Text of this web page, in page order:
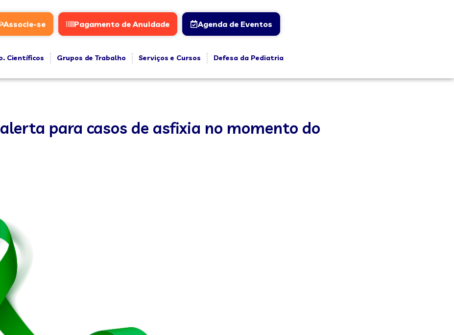
Associe-se Pagamento de Anuidade Agenda de Eventos
Científicos Grupos de Trabalho Serviços e Cursos
Defesa da Pediatria
para casos de asfixia no momento do